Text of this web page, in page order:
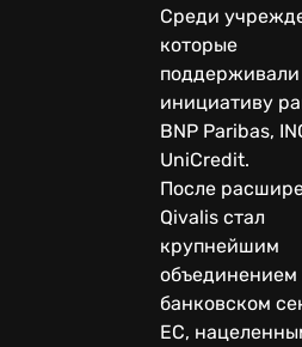
Среди
которые
поддерживали
инициативу
BNP Paribas,
UniCredit.
После
Qivalis стал
крупнейшим
объединением
банковском
ЕС,